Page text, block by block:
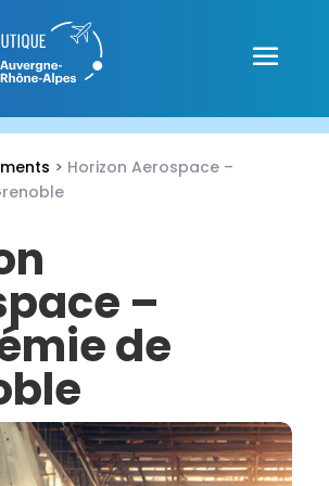
> Horizon Aerospace –
–
de